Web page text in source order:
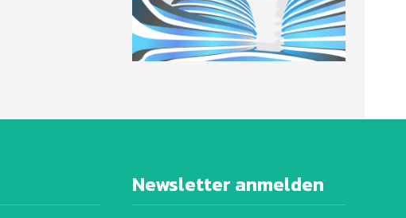
Newsletter anmelden